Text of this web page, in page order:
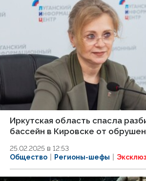
Иркутская область спасла
бассейн в Кировске от
25.02.2025 в 12:53
Общество
Регионы-шефы